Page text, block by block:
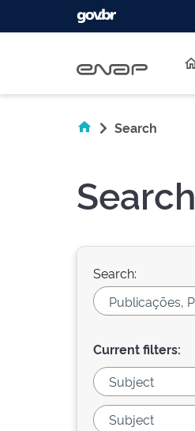
Search
Search
Search:
Current filters: